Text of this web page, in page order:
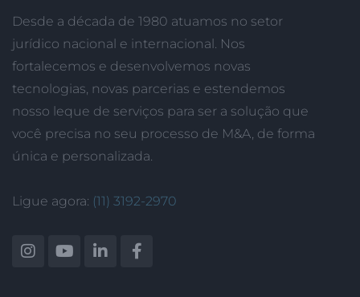
Desde a década de 1980 atuamos no setor
jurídico nacional e internacional. Nos
fortalecemos e desenvolvemos novas
tecnologias, novas parcerias e estendemos
nosso leque de serviços para ser a solução que
você precisa no seu processo de M&A, de forma
única e personalizada.
Ligue agora: (11) 3192-2970